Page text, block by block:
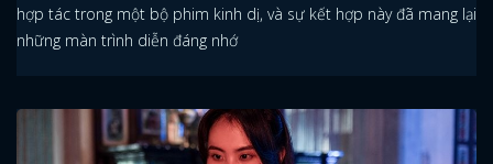
hợp tác trong một bộ phim kinh dị, và sự kết hợp này đã mang lại
những màn trình diễn đáng nhớ